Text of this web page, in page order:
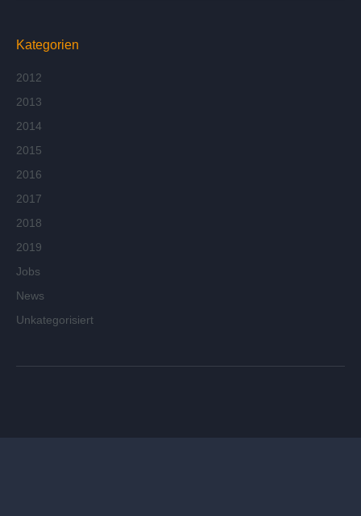
Kategorien
2012
2013
2014
2015
2016
2017
2018
2019
Jobs
News
Unkategorisiert